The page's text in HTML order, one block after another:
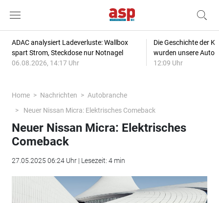
ADAC analysiert Ladeverluste: Wallbox
spart Strom, Steckdose nur Notnagel
06.08.2026, 14:17 Uhr
Die Geschichte der
wurden unsere
12:09 Uhr
Home Nachrichten
Autobranche
Neuer Nissan Micra: Elektrisches Comeback
Neuer Nissan Micra: Elektrisches
Comeback
27.05.2025 06:24 Uhr | Lesezeit: 4 min